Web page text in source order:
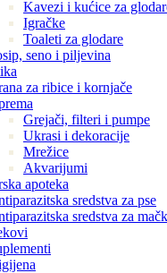
Kavezi i kućice za
Igračke
Toaleti za glodare
seno i piljevina
za ribice i kornjače
Grejači, filteri i pumpe
Ukrasi i dekoracije
Mrežice
Akvarijumi
apoteka
sredstva za pse
sredstva za